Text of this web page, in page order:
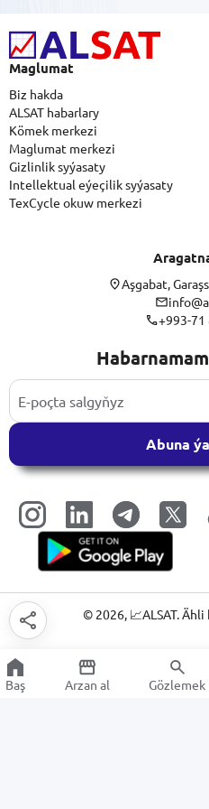
Maglumat
Biz hakda
ALSAT habarlary
Kömek merkezi
Maglumat merkezi
Gizlinlik syýasaty
Intellektual eýeçilik syýasaty
TexCycle okuw merkezi
Aşgabat,
+993-71
Abuna
© 2026, 📈ALSAT.
Baş Arzan al Gözlemek